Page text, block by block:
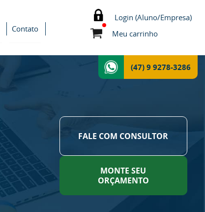
Contato
Login (Aluno/Empresa)
Meu carrinho
(47) 9 9278-3286
FALE COM CONSULTOR
MONTE SEU
ORÇAMENTO